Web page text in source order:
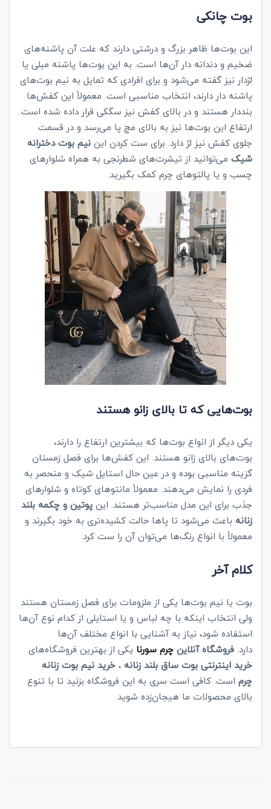
بوت چانکی
این بوت‌ها ظاهر بزرگ و درشتی دارند که علت آن پاشنه‌های
ضخیم و دندانه دار آن‌ها است. به این بوت‌ها پاشنه مبلی یا
لژدار نیز گفته می‌شود و برای افرادی که تمایل به نیم بوت‌های
پاشنه دار دارند، انتخاب مناسبی است. معمولاً این کفش‌ها
بنددار هستند و در بالای کفش نیز سگکی قرار داده شده است.
ارتفاع این بوت‌ها نیز به بالای مچ پا می‌رسد و در قسمت
جلوی کفش نیز لژ دارد. برای ست کردن ایننیم بوت دخترانه
شیک می‌توانید از تیشرت‌های شطرنجی به همراه شلوارهای
چسب و یا پالتوهای چرم کمک بگیرید.
بوت‌هایی که تا بالای زانو هستند
یکی دیگر از انواع بوت‌ها که بیشترین ارتفاع را دارند،
بوت‌های بالای زانو هستند. این کفش‌ها برای فصل زمستان
گزینه مناسبی بوده و در عین حال استایل شیک و منحصر به
فردی را نمایش می‌دهند. معمولاً مانتوهای کوتاه و شلوارهای
جذب برای این مدل مناسب‌تر هستند. اینپوتین و چکمه بلند
زنانه باعث می‌شود تا پاها حالت کشیده‌تری به خود بگیرند و
معمولاً با انواع رنگ‌ها می‌توان آن را ست کرد.
کلام آخر
بوت یا نیم بوت‌ها یکی از ملزومات برای فصل زمستان هستند
ولی انتخاب اینکه با چه لباس و یا استایلی از کدام نوع آن‌ها
استفاده شود، نیاز به آشنایی با انواع مختلف آن‌ها
دارد.فروشگاه آنلاینچرم سورنا یکی از بهترین فروشگاه‌های
خرید اینترنتی بوت ساق بلند زنانه،خرید نیم بوتزنانه
چرم است. کافی است سری به این فروشگاه بزنید تا با تنوع
بالای محصولات ما هیجان‌زده شوید.